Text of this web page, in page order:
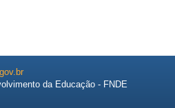
da Educação - FNDE